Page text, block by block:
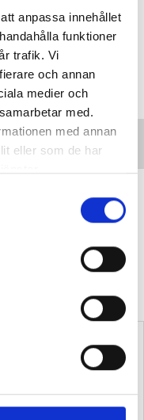
anpassa innehållet
funktioner
trafik. Vi
och annan
medier och
med.
med annan
eller som de har